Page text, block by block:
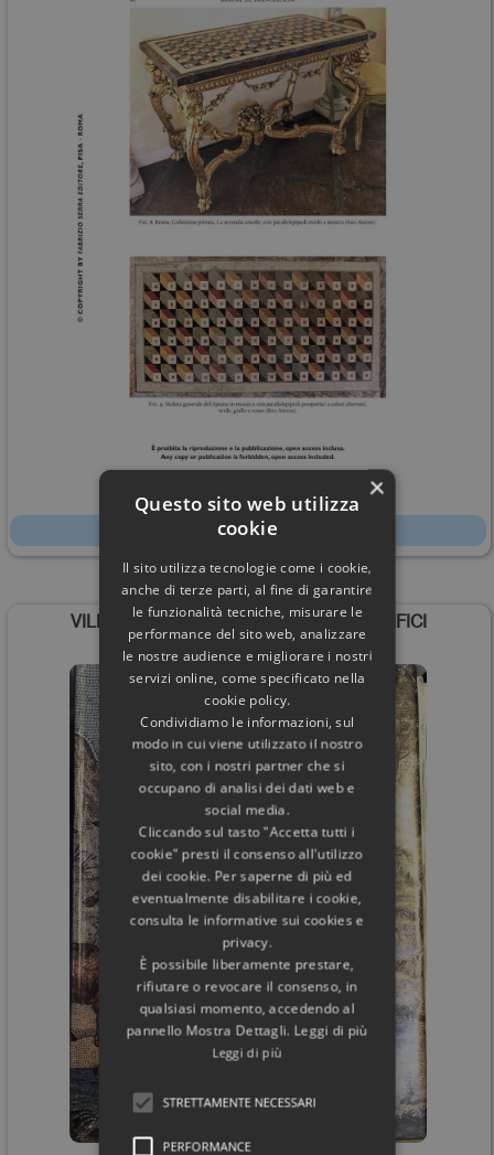
60,00€
Scheda
VILLA ADRIANA MOSAICI PAVIMENTI EDIFICI
×
Questo sito web utilizza
cookie
Il sito utilizza tecnologie come i cookie,
anche di terze parti, al fine di garantire
le funzionalità tecniche, misurare le
performance del sito web, analizzare
le nostre audience e migliorare i nostri
servizi online, come specificato nella
cookie policy.
Condividiamo le informazioni, sul
modo in cui viene utilizzato il nostro
sito, con i nostri partner che si
occupano di analisi dei dati web e
social media.
Cliccando sul tasto "Accetta tutti i
cookie" presti il consenso all'utilizzo
dei cookie. Per saperne di più ed
eventualmente disabilitare i cookie,
consulta le informative sui cookies e
privacy.
È possibile liberamente prestare,
rifiutare o revocare il consenso, in
qualsiasi momento, accedendo al
pannello Mostra Dettagli. Leggi di più
Leggi di più
STRETTAMENTE NECESSARI
PERFORMANCE